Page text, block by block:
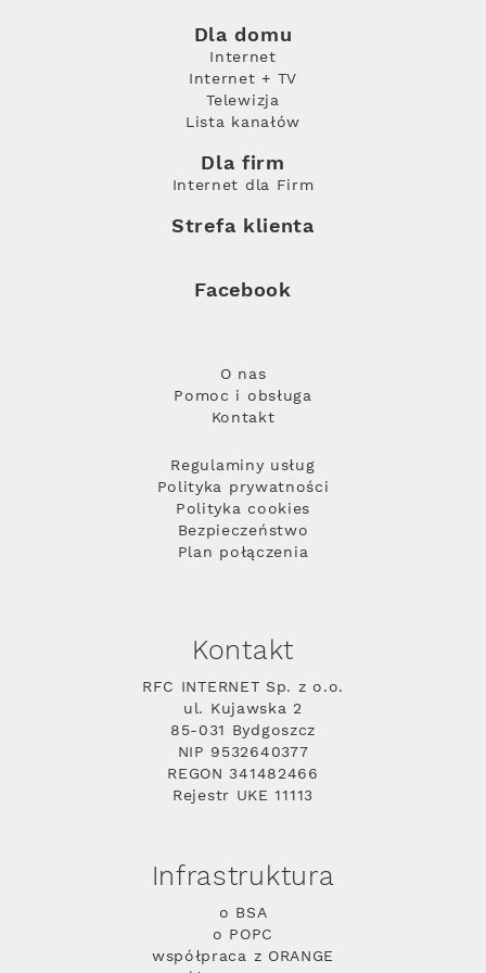
Dla domu
Internet
Internet + TV
Telewizja
Lista kanałów
Dla firm
Internet dla Firm
Strefa klienta
Facebook
O nas
Pomoc i obsługa
Kontakt
Regulaminy usług
Polityka prywatności
Polityka cookies
Bezpieczeństwo
Plan połączenia
Kontakt
RFC INTERNET Sp. z o.o.
ul. Kujawska 2
85-031 Bydgoszcz
NIP 9532640377
REGON 341482466
Rejestr UKE 11113
Infrastruktura
o BSA
o POPC
współpraca z ORANGE